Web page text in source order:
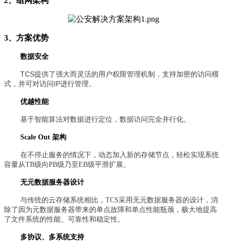
3、方案优势
数据安全
TCS提供了强大而灵活的用户权限管理机制，支持加密的访问模
式，并可对访问IP进行管理。
优越性能
基于智能算法对数据进行定位，数据访问完全并行化。
Scale Out 架构
在不停止服务的情况下，动态加入新的存储节点，轻松实现系统
容量从TB级向PB级乃至EB级平滑扩展。
无元数据服务器设计
与传统的云存储系统相比，TCS采用无元数据服务器的设计，消
除了因为元数据服务器带来的单点故障和单点性能瓶颈，极大地提高
了文件系统的性能、可靠性和稳定性。
多协议、多系统支持